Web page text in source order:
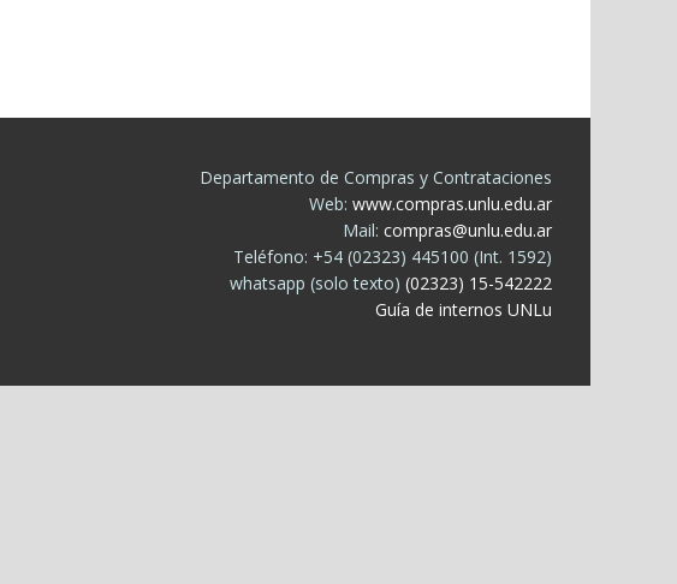
Departamento de Compras y Contrataciones
Web: www.compras.unlu.edu.ar
Mail: compras@unlu.edu.ar
Teléfono: +54 (02323) 445100 (Int. 1592)
whatsapp (solo texto) (02323) 15-542222
Guía de internos UNLu